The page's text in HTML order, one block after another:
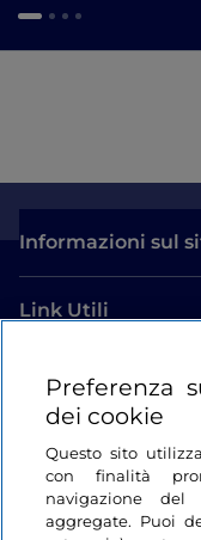
Informazioni sul
Link Utili
Login
Restiamo in contatto
Preferenza
dei cookie
Questo sito
con finalità
navigazione
aggregate. Puoi